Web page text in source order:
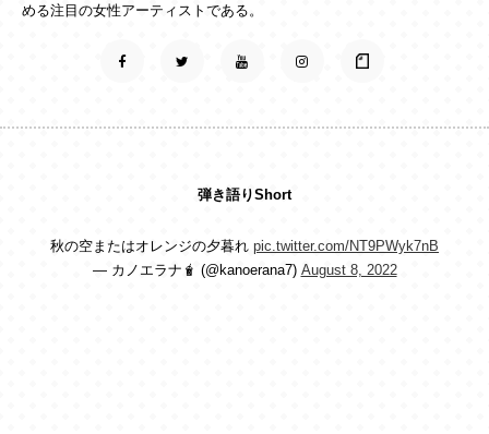
める注目の女性アーティストである。
弾き語りShort
秋の空またはオレンジの夕暮れ pic.twitter.com/NT9PWyk7nB
— カノエラナ🧋 (@kanoerana7) August 8, 2022